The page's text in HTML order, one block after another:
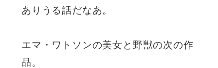
ありうる話だなあ。
エマ・ワトソンの美女と野獣の次の作
品。